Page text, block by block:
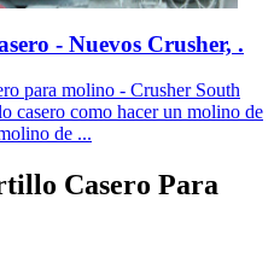
- Nuevos Crusher, .
para molino - Crusher South
casero como hacer un molino de
de ...
Casero Para